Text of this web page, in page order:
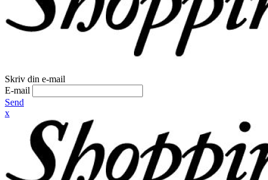
Skriv din e-mail
E-mail
Send
x